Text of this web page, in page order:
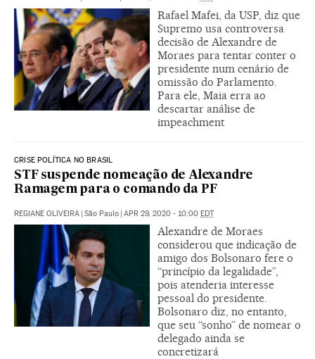
Rafael Mafei, da USP, diz que
Supremo usa controversa
decisão de Alexandre de
Moraes para tentar conter o
presidente num cenário de
omissão do Parlamento.
Para ele, Maia erra ao
descartar análise de
impeachment
CRISE POLÍTICA NO BRASIL
STF suspende nomeação de Alexandre
Ramagem para o comando da PF
REGIANE OLIVEIRA | São Paulo | APR 29, 2020 - 10:00 EDT
Alexandre de Moraes
considerou que indicação de
amigo dos Bolsonaro fere o
“princípio da legalidade”,
pois atenderia interesse
pessoal do presidente.
Bolsonaro diz, no entanto,
que seu “sonho” de nomear o
delegado ainda se
concretizará